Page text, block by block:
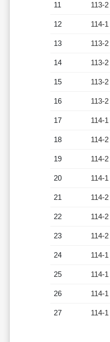
11 113-2
12 114-1
13 113-2
14 113-2
15 113-2
16 113-2
17 114-1
18 114-2
19 114-2
20 114-1
21 114-2
22 114-2
23 114-2
24 114-1
25 114-1
26 114-1
27 114-1